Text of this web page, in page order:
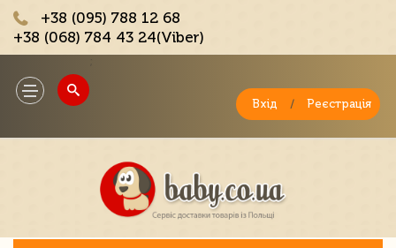
+38 (095) 788 12 68
+38 (068) 784 43 24(Viber)
Toggle
navigation
Вхід / Реєстрація